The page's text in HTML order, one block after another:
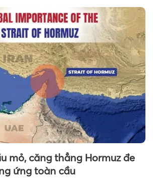
mỏ, căng thẳng Hormuz đe
ứng toàn cầu